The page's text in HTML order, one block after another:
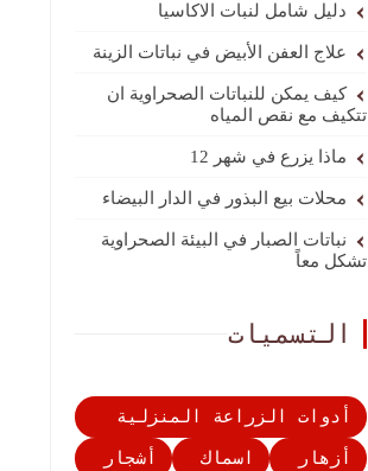
دليل شامل لنبات الاكاسيا
علاج العفن الأبيض في نباتات الزينة
كيف يمكن للنباتات الصحراوية ان
تتكيف مع نقص المياه
ماذا يزرع في شهر 12
محلات بيع البذور في الدار البيضاء
نباتات الصبار في البيئة الصحراوية
تشكل معاً
التسميات
أدوات الزراعة المنزلية
أزهار
اسماك
أشجار